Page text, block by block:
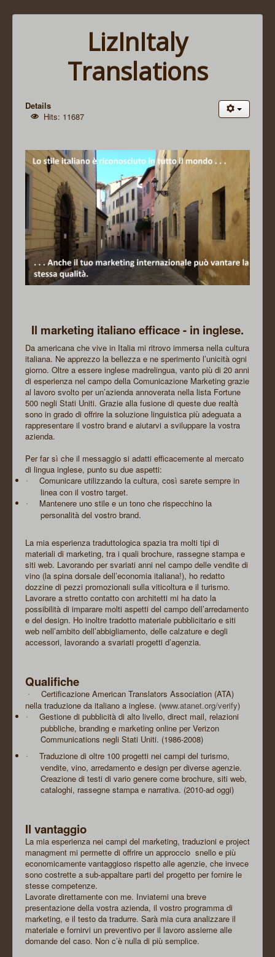
LizInItaly
Translations
Details
Hits: 11687
Il marketing italiano efficace - in inglese.
Da americana che vive in Italia mi ritrovo immersa nella cultura
italiana. Ne apprezzo la bellezza e ne sperimento l’unicità ogni
giorno. Oltre a essere inglese madrelingua, vanto più di 20 anni
di esperienza nel campo della Comunicazione Marketing grazie
al lavoro svolto per un’azienda annoverata nella lista Fortune
500 negli Stati Uniti. Grazie alla fusione di queste due realtà
sono in grado di offrire la soluzione linguistica più adeguata a
rappresentare il vostro brand e aiutarvi a sviluppare la vostra
azienda.
Per far sì che il messaggio si adatti efficacemente al mercato
di lingua inglese, punto su due aspetti:
·
Comunicare utilizzando la cultura, così sarete sempre in
linea con il vostro target.
·
Mantenere uno stile e un tono che rispecchino la
personalità del vostro brand.
La mia esperienza traduttologica spazia tra molti tipi di
materiali di marketing, tra i quali brochure, rassegne stampa e
siti web. Lavorando per svariati anni nel campo delle vendite di
vino (la spina dorsale dell’economia italiana!), ho redatto
dozzine di pezzi promozionali sulla viticoltura e il turismo.
Lavorare a stretto contatto con architetti mi ha dato la
possibilità di imparare molti aspetti del campo dell’arredamento
e del design. Ho inoltre tradotto materiale pubblicitario e siti
web nell’ambito dell’abbigliamento, delle calzature e degli
accessori, lavorando a svariati progetti d’agenzia.
Qualifiche
·
Certificazione American Translators Association (ATA)
nella traduzione da italiano a inglese. (www.atanet.org/verify)
·
Gestione di pubblicità di alto livello, direct mail, relazioni
pubbliche, branding e marketing online per Verizon
Communications negli Stati Uniti. (1986-2008)
·
Traduzione di oltre 100 progetti nei campi del turismo,
vendite, vino, arredamento e design per diverse agenzie.
Creazione di testi di vario genere come brochure, siti web,
cataloghi, rassegne stampa e narrativa. (2010-ad oggi)
Il vantaggio
La mia esperienza nei campi del marketing, traduzioni e project
managment mi permette di offrire un approccio snello e più
economicamente vantaggioso rispetto alle agenzie, che invece
sono costrette a sub-appaltare parti del progetto per fornire le
stesse competenze.
Lavorate direttamente con me. Inviatemi una breve
presentazione della vostra azienda, il vostro programma di
marketing, e il testo da tradurre. Sarà mia cura analizzare il
materiale e fornirvi un preventivo per il lavoro assieme alle
domande del caso. Non c’è nulla di più semplice.